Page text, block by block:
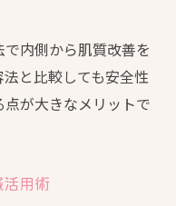
内側から肌質改善を
と比較しても安全性
が大きなメリットで
用術